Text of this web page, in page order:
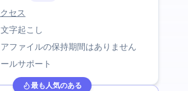
セス
字起こし
アファイルの保持期間はありません
ルサポート
最も人気のある